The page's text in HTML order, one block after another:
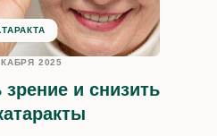
звонок
2025
зрение и снизить